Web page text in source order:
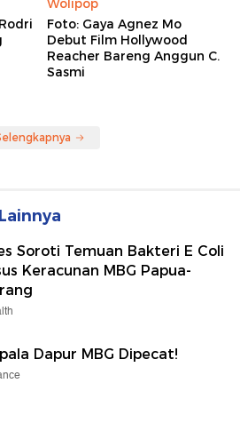
Wolipop
Foto: Gaya Agnez Mo
Debut Film Hollywood
Reacher Bareng Anggun C.
Sasmi
Soroti Temuan Bakteri E Coli
Keracunan MBG Papua-
Dapur MBG Dipecat!